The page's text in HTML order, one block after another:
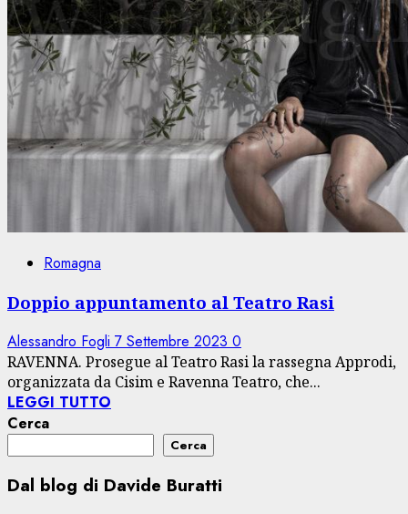
Romagna
Doppio appuntamento al Teatro Rasi
Alessandro Fogli 7 Settembre 2023 0
RAVENNA. Prosegue al Teatro Rasi la rassegna Approdi,
organizzata da Cisim e Ravenna Teatro, che...
LEGGI TUTTO
Cerca
Cerca
Dal blog di Davide Buratti